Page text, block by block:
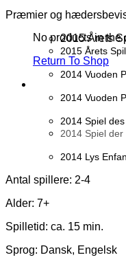
No products in the
Return To Shop
Præmier og
2015 Årets
2015 Årets
2014 Vuoden
2014 Vuoden
2014 Spiel
2014 Spiel
2014 Lys
Antal spillere: 2-4
Alder: 7+
Spilletid: ca. 15 min.
Sprog: Dansk, Engelsk